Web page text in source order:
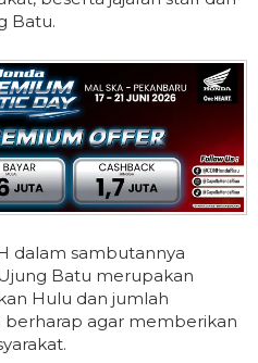
Batu.
dalam sambutannya
Batu merupakan
Hulu dan jumlah
berharap agar memberikan